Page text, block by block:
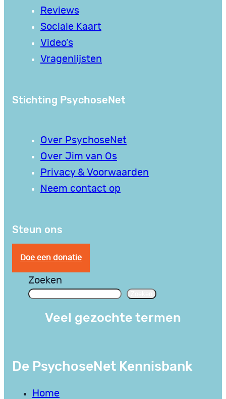
Reviews
Sociale Kaart
Video’s
Vragenlijsten
Stichting PsychoseNet
Over PsychoseNet
Over Jim van Os
Privacy & Voorwaarden
Neem contact op
Steun ons
Doe een donatie
Zoeken
Veel gezochte termen
De PsychoseNet Kennisbank
Home